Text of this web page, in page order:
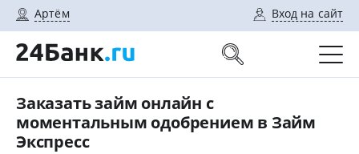
Артём Вход на сайт
Заказать займ онлайн с
моментальным одобрением в Займ
Экспресс